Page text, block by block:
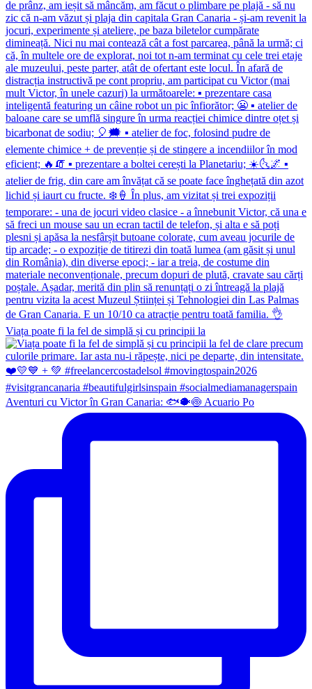
Viața poate fi la fel de simplă și cu principii la
Aventuri cu Victor în Gran Canaria: 🐟🐡🍥 Acuario Po